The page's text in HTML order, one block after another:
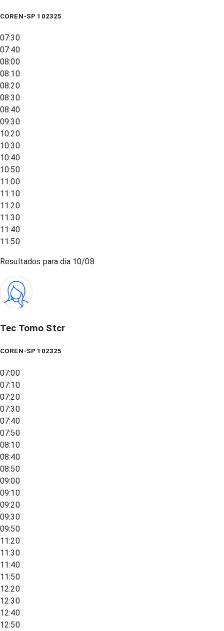
COREN-SP 102325
07:30
07:40
08:00
08:10
08:20
08:30
08:40
09:30
10:20
10:30
10:40
10:50
11:00
11:10
11:20
11:30
11:40
11:50
Resultados para dia 10/08
Tec Tomo Stcr
COREN-SP 102325
07:00
07:10
07:20
07:30
07:40
07:50
08:10
08:40
08:50
09:00
09:10
09:20
09:30
09:50
11:20
11:30
11:40
11:50
12:20
12:30
12:40
12:50